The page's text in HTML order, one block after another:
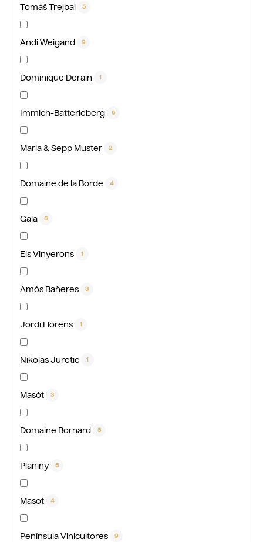
Tomáš Trejbal 5
Andi Weigand 9
Dominique Derain 1
Immich-Batterieberg 6
Maria & Sepp Muster 2
Domaine de la Borde 4
Gala 6
Els Vinyerons 1
Amós Bañeres 3
Jordi Llorens 1
Nikolas Juretic 1
Masót 3
Domaine Bornard 5
Planiny 6
Masot 4
Península Vinicultores 9